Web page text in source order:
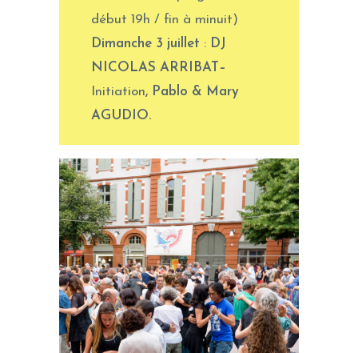
début 19h / fin à minuit)
Dimanche 3 juillet : DJ
NICOLAS ARRIBAT –
Initiation, Pablo & Mary
AGUDIO.